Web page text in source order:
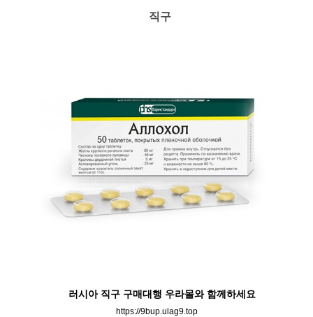
직구
러시아 직구 구매대행 우라몰와 함께하세요
https://9bup.ulag9.top